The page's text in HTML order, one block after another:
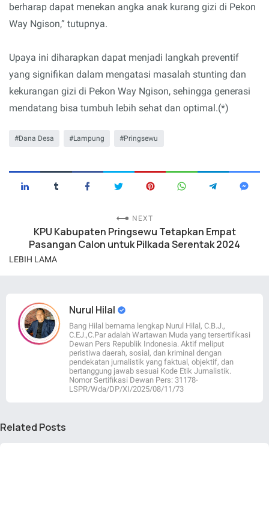
berharap dapat menekan angka anak kurang gizi di Pekon
Way Ngison,” tutupnya.
Upaya ini diharapkan dapat menjadi langkah preventif
yang signifikan dalam mengatasi masalah stunting dan
kekurangan gizi di Pekon Way Ngison, sehingga generasi
mendatang bisa tumbuh lebih sehat dan optimal.(*)
Dana Desa Lampung Pringsewu
NEXT
KPU Kabupaten Pringsewu Tetapkan Empat
Pasangan Calon untuk Pilkada Serentak 2024
LEBIH LAMA
Nurul Hilal
Bang Hilal bernama lengkap Nurul Hilal, C.B.J.,
C.EJ.,C.Par adalah Wartawan Muda yang tersertifikasi
Dewan Pers Republik Indonesia. Aktif meliput
peristiwa daerah, sosial, dan kriminal dengan
pendekatan jurnalistik yang faktual, objektif, dan
bertanggung jawab sesuai Kode Etik Jurnalistik.
Nomor Sertifikasi Dewan Pers: 31178-
LSPR/Wda/DP/XI/2025/08/11/73
Related Posts